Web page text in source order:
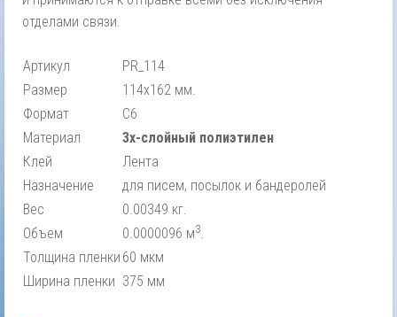
отделами связи.
Артикул
PR_114
Размер
114х162 мм.
Формат
С6
Материал
3х-слойный полиэтилен
Клей
Лента
Назначение
для писем, посылок и бандеролей
Вес
0.00349 кг.
Объем
0.0000096 м3.
Толщина пленки 60 мкм
Ширина пленки 375 мм